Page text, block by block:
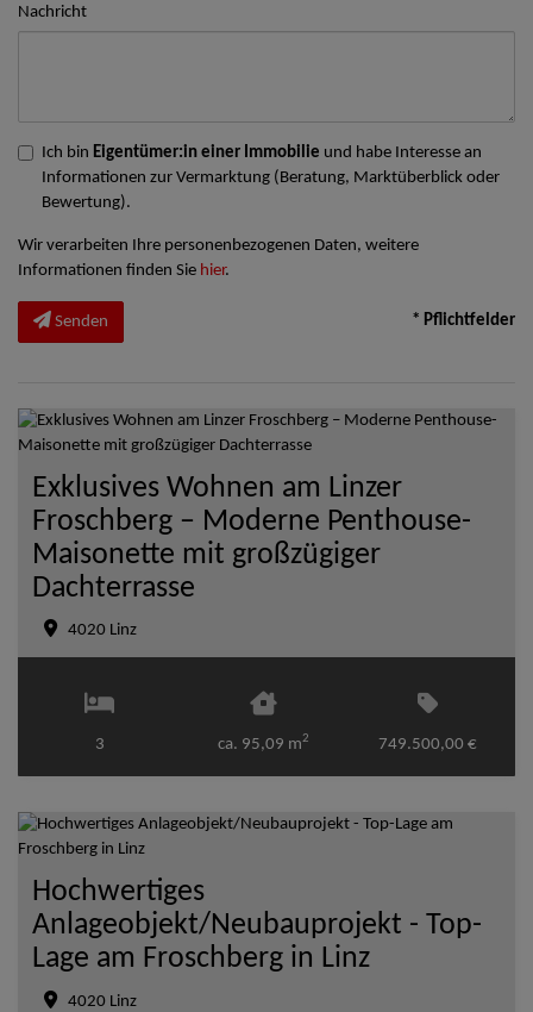
Nachricht
Ich bin Eigentümer:in einer Immobilie und habe Interesse an
Informationen zur Vermarktung (Beratung, Marktüberblick oder
Bewertung).
Wir verarbeiten Ihre personenbezogenen Daten, weitere
Informationen finden Sie hier.
Senden * Pflichtfelder
Exklusives Wohnen am Linzer
Froschberg – Moderne Penthouse-
Maisonette mit großzügiger
Dachterrasse
4020 Linz
3 ca. 95,09 m2 749.500,00 €
Hochwertiges
Anlageobjekt/Neubauprojekt - Top-
Lage am Froschberg in Linz
4020 Linz